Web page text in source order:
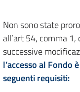
Non sono state
all’art 54, comma
successive
l’accesso al Fondo
seguenti requisiti: